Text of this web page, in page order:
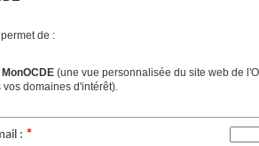
de :
MonOCDE (une vue personnalisée du site web de
domaines d'intérêt).
: *